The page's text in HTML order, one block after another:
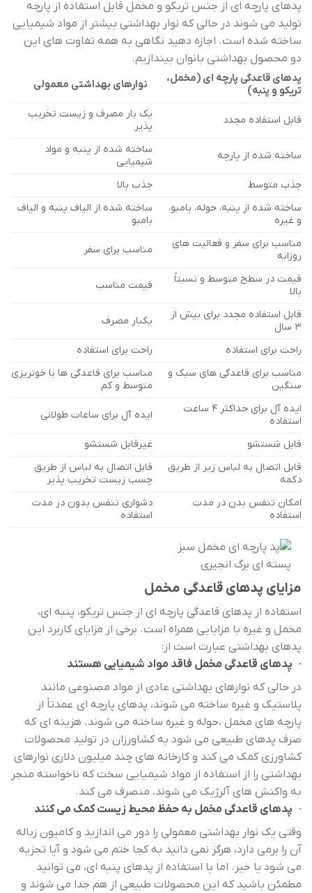
پدهای پارچه ای از جنس تریکو و مخمل قابل استفاده از پارچه
تولید می شوند در حالی که نوار بهداشتی بیشتر از مواد شیمیایی
ساخته شده است. اجازه دهید نگاهی به همه تفاوت های این
دو محصول بهداشتی بانوان بیندازیم.
پدهای قاعدگی پارچه ای (مخمل،
تریکو و پنبه)
نوارهای بهداشتی معمولی
قابل استفاده مجدد
یک بار مصرف و زیست تخریب
پذیر
ساخته شده از پارچه
ساخته شده از پنبه و مواد
شیمیایی
جذب متوسط
جذب بالا
ساخته شده از پنبه، حوله، بامبو،
و غیره
ساخته شده از الیاف پنبه و الیاف
بامبو
مناسب برای سفر و فعالیت های
روزانه
مناسب برای سفر
قیمت در سطح متوسط و نسبتاً
بالا
قیمت مناسب
قابل استفاده مجدد برای بیش از
3 سال
یکبار مصرف
راحت برای استفاده
راحت برای استفاده
مناسب برای قاعدگی های سبک و
سنگین
مناسب برای قاعدگی ها با خونریزی
متوسط و کم
ایده آل برای حداکثر 4 ساعت
استفاده
ایده آل برای ساعات طولانی
قابل شستشو
غیرقابل شستشو
قابل اتصال به لباس زیر از طریق
دکمه
قابل اتصال به لباس از طریق
چسب زیست تخریب پذیر
امکان تنفس بدن در مدت
استفاده
دشواری تنفس بدون در مدت
استفاده
مزایای پدهای قاعدگی مخمل
استفاده از پدهای قاعدگی پارچه ای از جنس تریکو، پنبه ای،
مخمل و غیره با مزایایی همراه است. برخی از مزایای کاربرد این
پدهای بهداشتی عبارت است از:
· پدهای قاعدگی مخمل فاقد مواد شیمیایی هستند
در حالی که نوارهای بهداشتی عادی از مواد مصنوعی مانند
پلاستیک و غیره ساخته می شوند، پدهای پارچه ای عمدتاً از
پارچه های مخمل ،حوله و غیره ساخته می شوند. هزینه ای که
صرف پدهای طبیعی می شود به کشاورزان در تولید محصولات
کشاورزی کمک می کند و کارخانه های چند میلیون دلاری نوارهای
بهداشتی را از استفاده از مواد شیمیایی سخت که ناخواسته منجر
به واکنش های آلرژیک می شوند، منصرف می کند.
· پدهای قاعدگی مخمل به حفظ محیط زیست کمک می کنند
وقتی یک نوار بهداشتی معمولی را دور می اندازید و کامیون زباله
آن را برمی دارد، هرگز نمی دانید به کجا ختم می شود و آیا تجزیه
می شود یا خیر. اما با استفاده از پدهای پنبه ای، می توانید
مطمئن باشید که این محصولات طبیعی از هم جدا می شوند و